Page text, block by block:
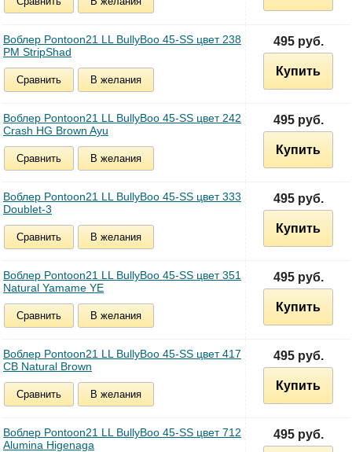
Воблер Pontoon21 LL BullyBoo 45-SS цвет 238
PM StripShad
Сравнить В желания
495 руб.
Купить
Воблер Pontoon21 LL BullyBoo 45-SS цвет 242
Crash HG Brown Ayu
Сравнить В желания
495 руб.
Купить
Воблер Pontoon21 LL BullyBoo 45-SS цвет 333
Doublet-3
Сравнить В желания
495 руб.
Купить
Воблер Pontoon21 LL BullyBoo 45-SS цвет 351
Natural Yamame YE
Сравнить В желания
495 руб.
Купить
Воблер Pontoon21 LL BullyBoo 45-SS цвет 417
CB Natural Brown
Сравнить В желания
495 руб.
Купить
Воблер Pontoon21 LL BullyBoo 45-SS цвет 712
Alumina Higenaga
495 руб.